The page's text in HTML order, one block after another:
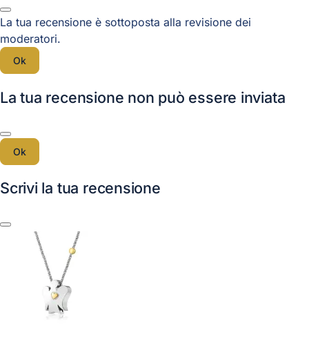
La tua recensione è sottoposta alla revisione dei
moderatori.
Ok
La tua recensione non può essere inviata
Ok
Scrivi la tua recensione